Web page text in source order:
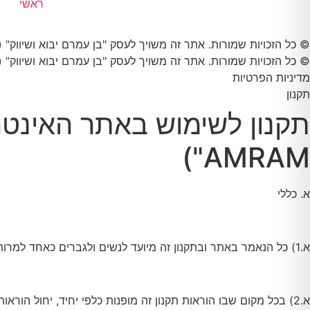
ראשי
© כל הזכויות שמורות. אתר זה משויך לעסק "בן עמרם יבוא ושיווק" (558134714) רחוב נחלת אפרים 3 , בית חורון, 9093500 טלפון
© כל הזכויות שמורות. אתר זה משויך לעסק "בן עמרם יבוא ושיווק" (558134714) רחוב נחלת אפרים 3 , בית חורון, 9093500 טלפון
מדיניות הפרטיות
תקנון
AMRAM")
א. כללי
א.1) כל הנאמר באתר ובתקנון זה מיועד לנשים ולגברים כאחד למרות היותו מנוסח בלשון זכר וזאת מטעמי נוחות בלבד.
א.2) בכל מקום שבו הוראות תקנון זה מופנות כלפי יחיד, יחול הוראות אלה גם כלפי רבים, ולהפך לפי העניין.